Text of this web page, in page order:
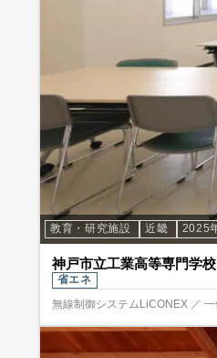
教育・研究施設 近畿 2025
神戸市立工業高等専門学
省エネ
無線制御システムLiCONEX ／